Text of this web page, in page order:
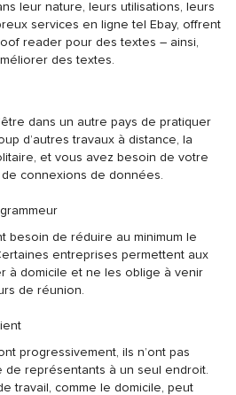
leur nature, leurs utilisations, leurs
services en ligne tel Ebay, offrent
reader pour des textes – ainsi,
des textes.
dans un autre pays de pratiquer
d’autres travaux à distance, la
et vous avez besoin de votre
connexions de données.
besoin de réduire au minimum le
entreprises permettent aux
à domicile et ne les oblige à venir
de réunion.
progressivement, ils n’ont pas
de représentants à un seul endroit.
travail, comme le domicile, peut